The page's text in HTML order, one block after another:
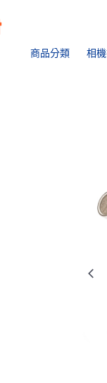
商品分類 相